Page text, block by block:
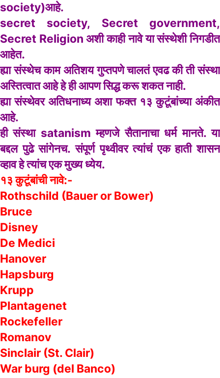
society)आहे.
secret society, Secret government,
Secret Religion अशी काही नावे या संस्थेशी निगडीत
आहेत.
ह्या संस्थेच काम अतिशय गुप्तपणे चालतं एवढ की ती संस्था
अस्तित्वात आहे हे ही आपण सिद्ध करू शकत नाही.
ह्या संस्थेवर अतिधनाध्य अशा फक्त १३ कुटूंबांच्या अंकीत
आहे.
ही संस्था satanism म्हणजे सैतानाचा धर्म मानते. या
बद्दल पुढे सांगेनच. संपूर्ण पृथ्वीवर त्यांचंं एक हाती शासन
व्हाव हे त्यांच एक मुख्य ध्येय.
१३ कुटूंबांची नावे:-
Rothschild (Bauer or Bower)
Bruce
Disney
De Medici
Hanover
Hapsburg
Krupp
Plantagenet
Rockefeller
Romanov
Sinclair (St. Clair)
War burg (del Banco)